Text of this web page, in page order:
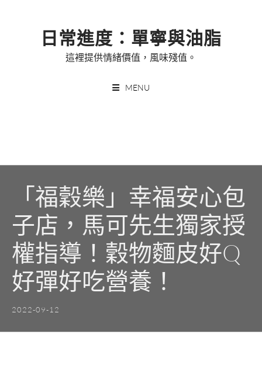
日常進度：單寧與油脂
這裡提供情緒價值，風味殘值。
MENU
「福穀樂」幸福安心包
子店，馬可先生獨家授
權指導！穀物麵皮好Q
好彈好吃營養！
2022-09-12